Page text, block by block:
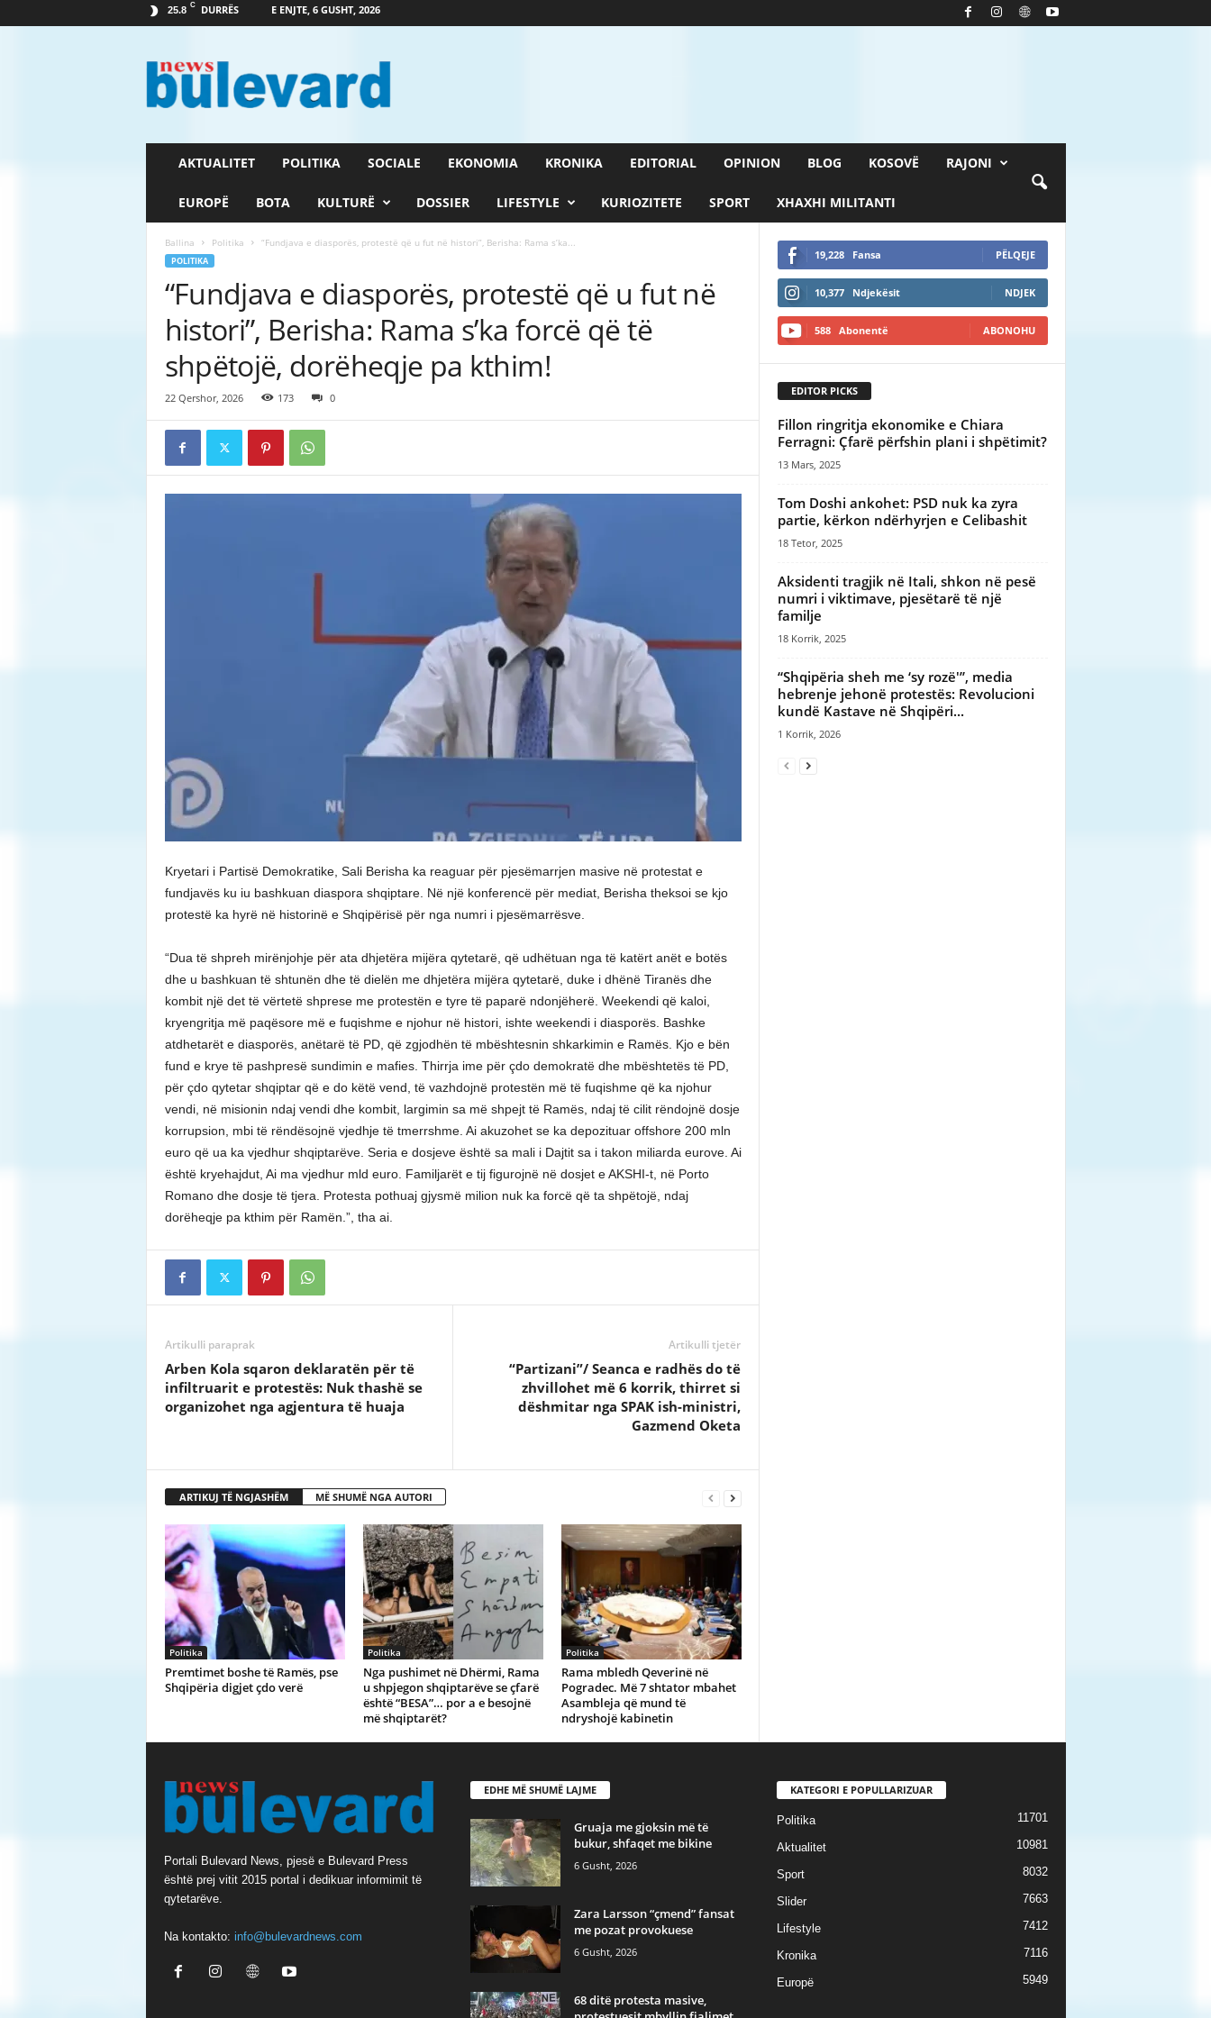
25.8 C DURRËS E ENJTE, 6 GUSHT, 2026
a
AKTUALITET POLITIKA SOCIALE EKONOMIA KRONIKA EDITORIAL OPINION BLOG KOSOVË RAJONI
EUROPË BOTA KULTURË DOSSIER LIFESTYLE KURIOZITETE SPORT XHAXHI MILITANTI
Ballina Politika “Fundjava e diasporës, protestë që u fut në histori”, Berisha: Rama s’ka...
POLITIKA
“Fundjava e diasporës, protestë që u fut në
histori”, Berisha: Rama s’ka forcë që të
shpëtojë, dorëheqje pa kthim!
22 Qershor, 2026 173 0
Kryetari i Partisë Demokratike, Sali Berisha ka reaguar për pjesëmarrjen masive në protestat e
fundjavës ku iu bashkuan diaspora shqiptare. Në një konferencë për mediat, Berisha theksoi se kjo
protestë ka hyrë në historinë e Shqipërisë për nga numri i pjesëmarrësve.
“Dua të shpreh mirënjohje për ata dhjetëra mijëra qytetarë, që udhëtuan nga të katërt anët e botës
dhe u bashkuan të shtunën dhe të dielën me dhjetëra mijëra qytetarë, duke i dhënë Tiranës dhe
kombit një det të vërtetë shprese me protestën e tyre të paparë ndonjëherë. Weekendi që kaloi,
kryengritja më paqësore më e fuqishme e njohur në histori, ishte weekendi i diasporës. Bashke
atdhetarët e diasporës, anëtarë të PD, që zgjodhën të mbështesnin shkarkimin e Ramës. Kjo e bën
fund e krye të pashpresë sundimin e mafies. Thirrja ime për çdo demokratë dhe mbështetës të PD,
për çdo qytetar shqiptar që e do këtë vend, të vazhdojnë protestën më të fuqishme që ka njohur
vendi, në misionin ndaj vendi dhe kombit, largimin sa më shpejt të Ramës, ndaj të cilit rëndojnë dosje
korrupsion, mbi të rëndësojnë vjedhje të tmerrshme. Ai akuzohet se ka depozituar offshore 200 mln
euro që ua ka vjedhur shqiptarëve. Seria e dosjeve është sa mali i Dajtit sa i takon miliarda eurove. Ai
është kryehajdut, Ai ma vjedhur mld euro. Familjarët e tij figurojnë në dosjet e AKSHI-t, në Porto
Romano dhe dosje të tjera. Protesta pothuaj gjysmë milion nuk ka forcë që ta shpëtojë, ndaj
dorëheqje pa kthim për Ramën.”, tha ai.
Artikulli paraprak
Arben Kola sqaron deklaratën për të
infiltruarit e protestës: Nuk thashë se
organizohet nga agjentura të huaja
Artikulli tjetër
“Partizani”/ Seanca e radhës do të
zhvillohet më 6 korrik, thirret si
dëshmitar nga SPAK ish-ministri,
Gazmend Oketa
ARTIKUJ TË NGJASHËM MË SHUMË NGA AUTORI
Politika
Premtimet boshe të Ramës, pse
Shqipëria digjet çdo verë
Politika
Nga pushimet në Dhërmi, Rama
u shpjegon shqiptarëve se çfarë
është “BESA”… por a e besojnë
më shqiptarët?
Politika
Rama mbledh Qeverinë në
Pogradec. Më 7 shtator mbahet
Asambleja që mund të
ndryshojë kabinetin
19,228 Fansa PËLQEJE
10,377 Ndjekësit NDJEK
588 Abonentë ABONOHU
EDITOR PICKS
Fillon ringritja ekonomike e Chiara
Ferragni: Çfarë përfshin plani i shpëtimit?
13 Mars, 2025
Tom Doshi ankohet: PSD nuk ka zyra
partie, kërkon ndërhyrjen e Celibashit
18 Tetor, 2025
Aksidenti tragjik në Itali, shkon në pesë
numri i viktimave, pjesëtarë të një
familje
18 Korrik, 2025
“Shqipëria sheh me ‘sy rozë'”, media
hebrenje jehonë protestës: Revolucioni
kundë Kastave në Shqipëri...
1 Korrik, 2026
Portali Bulevard News, pjesë e Bulevard Press
është prej vitit 2015 portal i dedikuar informimit të
qytetarëve.
Na kontakto: info@bulevardnews.com
EDHE MË SHUMË LAJME
Gruaja me gjoksin më të
bukur, shfaqet me bikine
6 Gusht, 2026
Zara Larsson “çmend” fansat
me pozat provokuese
6 Gusht, 2026
68 ditë protesta masive,
KATEGORI E POPULLARIZUAR
Politika 11701
Aktualitet 10981
Sport 8032
Slider 7663
Lifestyle 7412
Kronika 7116
Europë 5949